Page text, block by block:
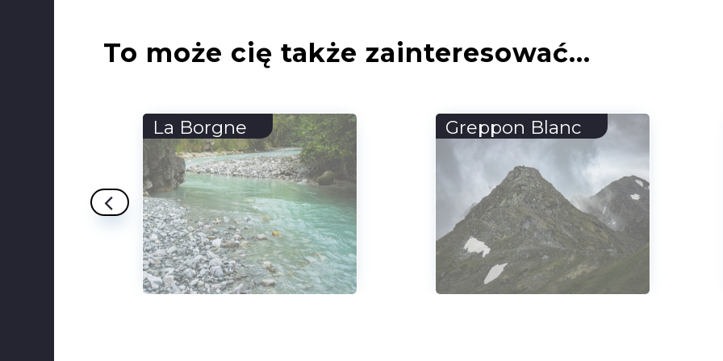
To może cię także zainteresować...
Greppon Blanc Þingvellir